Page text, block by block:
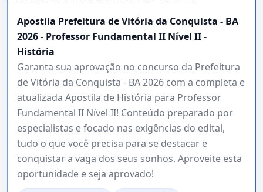
Apostila Prefeitura de Vitória da Conquista - BA
2026 - Professor Fundamental II Nível II -
História
Garanta sua aprovação no concurso da Prefeitura
de Vitória da Conquista - BA 2026 com a completa e
atualizada Apostila de História para Professor
Fundamental II Nível II! Conteúdo preparado por
especialistas e focado nas exigências do edital,
tudo o que você precisa para se destacar e
conquistar a vaga dos seus sonhos. Aproveite esta
oportunidade e seja aprovado!